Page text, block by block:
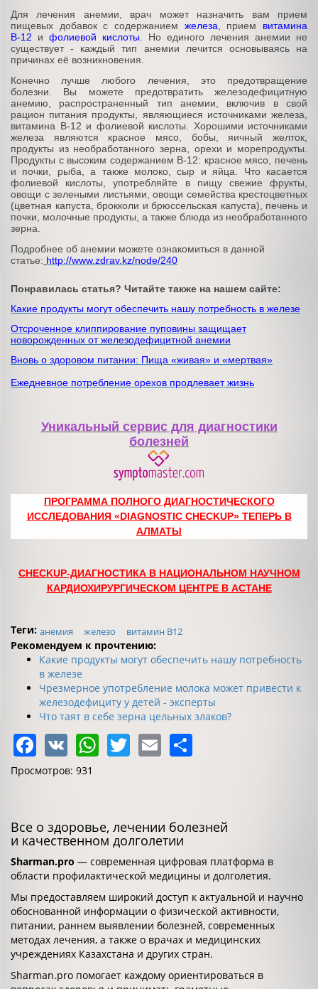
Для лечения анемии, врач может назначить вам прием
пищевых добавок с содержанием железа , прием витамина
В-12 и фолиевой кислоты . Но единого лечения анемии не
существует - каждый тип анемии лечится основываясь на
причинах её возникновения.
Конечно лучше любого лечения, это предотвращение
болезни. Вы можете предотвратить железодефицитную
анемию, распространенный тип анемии, включив в свой
рацион питания продукты, являющиеся источниками железа,
витамина В-12 и фолиевой кислоты. Хорошими источниками
железа являются красное мясо, бобы, яичный желток,
продукты из необработанного зерна, орехи и морепродукты.
Продукты с высоким содержанием В-12: красное мясо, печень
и почки, рыба, а также молоко, сыр и яйца. Что касается
фолиевой кислоты, употребляйте в пищу свежие фрукты,
овощи с зелеными листьями, овощи семейства крестоцветных
(цветная капуста, брокколи и брюссельская капуста), печень и
почки, молочные продукты, а также блюда из необработанного
зерна.
Подробнее об анемии можете ознакомиться в данной
статье: http://www.zdrav.kz/node/240
Понравилась статья? Читайте также на нашем сайте:
Какие продукты могут обеспечить нашу потребность в железе
Отсроченное клиппирование пуповины защищает
новорожденных от железодефицитной анемии
Вновь о здоровом питании: Пища «живая» и «мертвая»
Ежедневное потребление орехов продлевает жизнь
Уникальный сервис для диагностики
болезней
ПРОГРАММА ПОЛНОГО ДИАГНОСТИЧЕСКОГО
ИССЛЕДОВАНИЯ «DIAGNOSTIC CHECKUP» ТЕПЕРЬ В
АЛМАТЫ
CHECKUP-ДИАГНОСТИКА В НАЦИОНАЛЬНОМ НАУЧНОМ
КАРДИОХИРУРГИЧЕСКОМ ЦЕНТРЕВ АСТАНЕ
Теги: анемия железо витамин В12
Рекомендуем к прочтению:
Какие продукты могут обеспечить нашу потребность
в железе
Чрезмерное употребление молока может привести к
железодефициту у детей - эксперты
Что таят в себе зерна цельных злаков?
Facebook
VK WhatsApp
Twitter
Email
Просмотров: 931
Все о здоровье, лечении болезней
и качественном долголетии
Sharman.pro — современная цифровая платформа в
области профилактической медицины и долголетия.
Мы предоставляем широкий доступ к актуальной и научно
обоснованной информации о физической активности,
питании, раннем выявлении болезней, современных
методах лечения, а также о врачах и медицинских
учреждениях Казахстана и других стран.
Sharman.pro помогает каждому ориентироваться в